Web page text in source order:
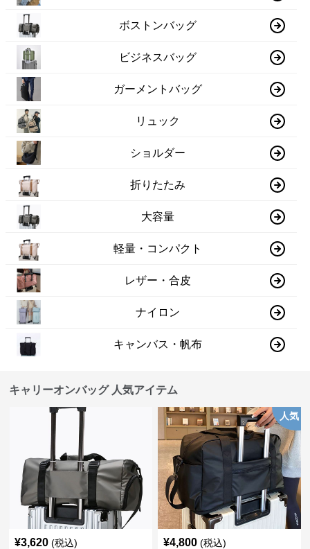
ボストンバッグ
ビジネスバッグ
ガーメントバッグ
リュック
ショルダー
折りたたみ
大容量
軽量・コンパクト
レザー・合皮
ナイロン
キャンバス・帆布
キャリーオンバッグ 人気アイテム
¥3,620 (税込)
人気
¥4,800 (税込)